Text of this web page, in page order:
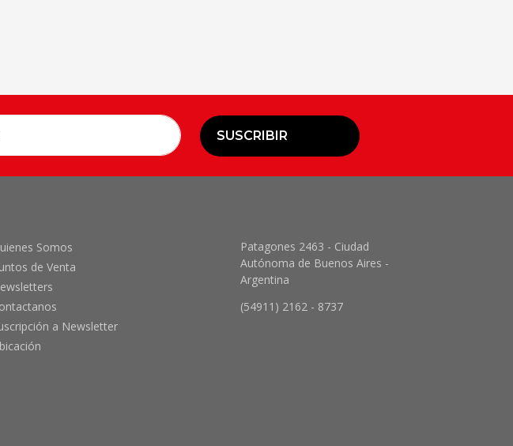
SUSCRIBIR
Somos
de Venta
a Newsletter
Patagones 2463 - Ciudad
Autónoma de Buenos Aires -
Argentina
(54911) 2162 - 8737